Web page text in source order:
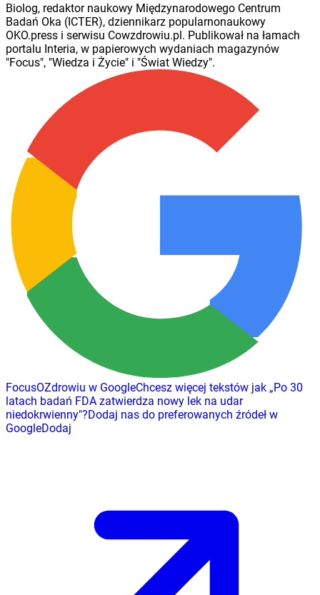
Biolog, redaktor naukowy Międzynarodowego Centrum
Badań Oka (ICTER), dziennikarz popularnonaukowy
OKO.press i serwisu Cowzdrowiu.pl. Publikował na łamach
portalu Interia, w papierowych wydaniach magazynów
"Focus", "Wiedza i Życie" i "Świat Wiedzy".
FocusOZdrowiu w GoogleChcesz więcej tekstów jak „Po 30
latach badań FDA zatwierdza nowy lek na udar
niedokrwienny"?Dodaj nas do preferowanych źródeł w
GoogleDodaj